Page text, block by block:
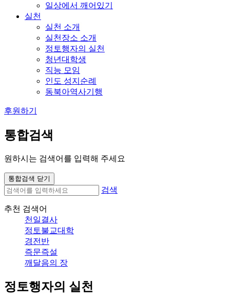
일상에서 깨어있기
실천
실천 소개
실천장소 소개
정토행자의 실천
청년대학생
직능 모임
인도 성지순례
동북아역사기행
후원하기
통합검색
원하시는 검색어를 입력해 주세요
통합검색 닫기
검색
추천 검색어
천일결사
정토불교대학
경전반
즉문즉설
깨달음의 장
정토행자의 실천